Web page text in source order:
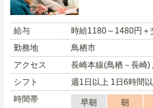
給与
時給1180～1480円＋
勤務地
鳥栖市
アクセス
長崎本線(鳥栖－長崎)
シフト
週1日以上 1日6時間
時間帯
早朝 朝